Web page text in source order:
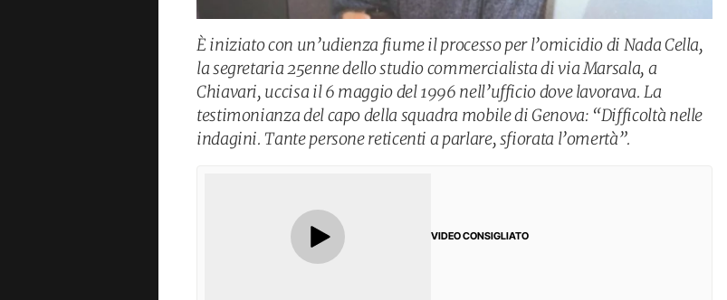
È iniziato con un’udienza fiume il processo per l’omicidio di Nada Cella,
la segretaria 25enne dello studio commercialista di via Marsala, a
Chiavari, uccisa il 6 maggio del 1996 nell’ufficio dove lavorava. La
testimonianza del capo della squadra mobile di Genova: “Difficoltà nelle
indagini. Tante persone reticenti a parlare, sfiorata l’omertà”.
VIDEO CONSIGLIATO